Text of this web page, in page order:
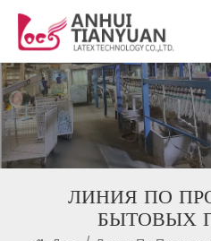
ЛИНИЯ ПО
БЫТОВЫХ